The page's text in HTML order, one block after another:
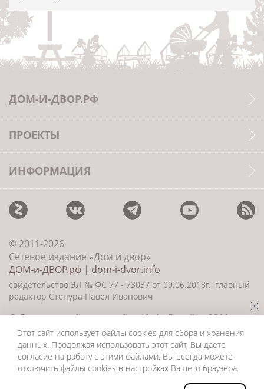
ДОМ-И-ДВОР.РФ
ПРОЕКТЫ
ИНФОРМАЦИЯ
© 2011-2026
Сетевое издание «Дом и двор»
ДОМ-и-ДВОР.рф | dom-i-dvor.info
свидетельство ЭЛ № ФС 77 - 73037 от 09.06.2018г., главный
редактор Степура Павел Иванович
©Создание сайта и дизайн«ИнфоДизайн» 2011—
2026
Этот сайт использует файлы cookies для сбора и хранения
данных. Продолжая использовать этот сайт, Вы даете
согласие на работу с этими файлами. Вы всегда можете
отключить файлы cookies в настройках Вашего браузера.